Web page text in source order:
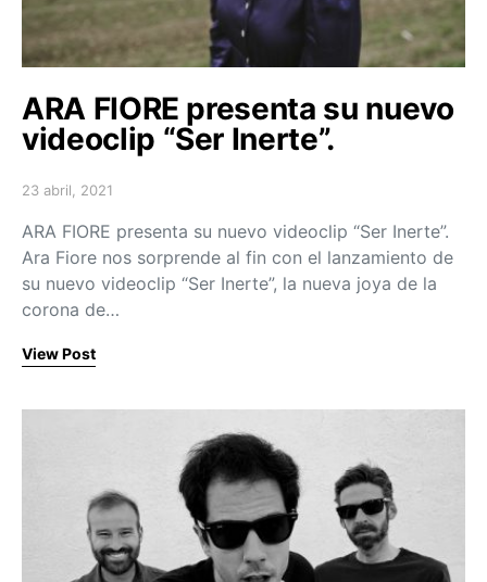
ARA FIORE presenta su nuevo
videoclip “Ser Inerte”.
Posted on
23 abril, 2021
ARA FIORE presenta su nuevo videoclip “Ser Inerte”.
Ara Fiore nos sorprende al fin con el lanzamiento de
su nuevo videoclip “Ser Inerte”, la nueva joya de la
corona de…
View Post